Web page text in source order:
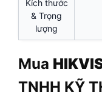
Kích thước
& Trọng
lượng
Mua
TNHH KỸ